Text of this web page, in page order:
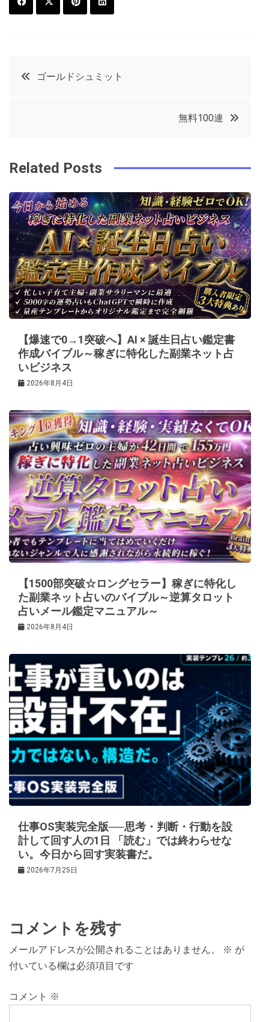
k
t
e
投
ビ
ゲ
ー
シ
ョ
ン
ゴールドシュミット
無料100連
Related Posts
【爆速で0→1突破へ】AI × 誕生日占い鑑定書
作成バイブル～稼ぎに特化した副業ネット占
いビジネス
2026年8月4日
【1500部突破☆ロングセラー】稼ぎに特化し
た副業ネット占いのバイブル～逆算タロット
占いメール鑑定マニュアル～
2026年8月4日
仕事OS実装完全版──思考・判断・行動を設
計して回す人の1日 「読む」では終わらせな
い。今日から回す実装書だ。
2026年7月25日
コメントを残す
メールアドレスが公開されることはありません。 ※ が
付いている欄は必須項目です
コメント ※